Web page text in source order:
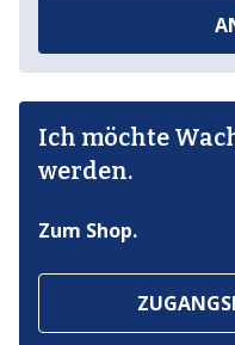
Ich möchte
werden.
Zum Shop.